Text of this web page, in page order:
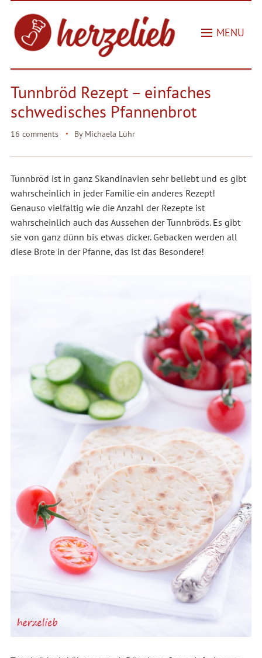
MENU
Tunnbröd Rezept – einfaches
schwedisches Pfannenbrot
16 comments By Michaela Lühr
Tunnbröd ist in ganz Skandinavien sehr beliebt und es gibt
wahrscheinlich in jeder Familie ein anderes Rezept!
Genauso vielfältig wie die Anzahl der Rezepte ist
wahrscheinlich auch das Aussehen der Tunnbröds. Es gibt
sie von ganz dünn bis etwas dicker. Gebacken werden all
diese Brote in der Pfanne, das ist das Besondere!